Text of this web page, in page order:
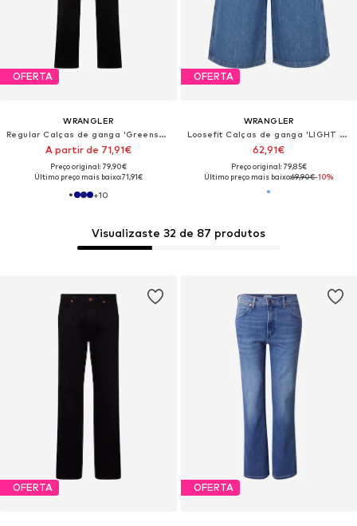
OFERTA
WRANGLER
Regular Calças de ganga 'Greensboro'
A partir de 71,91€
Preço original: 79,90€
Último preço mais baixo:71,91€
+10
OFERTA
WRANGLER
Loosefit Calças de ganga 'LIGHT & SOFT JORT SHORTS MID STONE'
62,91€
Preço original: 79,85€
Último preço mais baixo:69,90€-10%
OFERTA OFERTA
Visualizaste 32 de 87 produtos